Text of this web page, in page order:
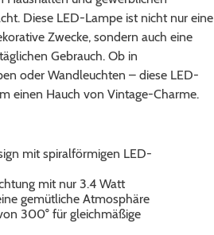
Diese LED-Lampe ist nicht nur eine
Zwecke, sondern auch eine
Gebrauch. Ob in
oder Wandleuchten – diese LED-
einen Hauch von Vintage-Charme.
mit spiralförmigen LED-
mit nur 3.4 Watt
gemütliche Atmosphäre
300° für gleichmäßige